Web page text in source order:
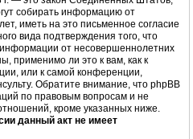
собирать информацию от
иметь на это письменное согласие
вида подтверждения того, что
от несовершеннолетних
применимо ли это к вам, как к
или к самой конференции,
Обратите внимание, что phpBB
по правовым вопросам и не
кроме указанных ниже.
данный акт не имеет